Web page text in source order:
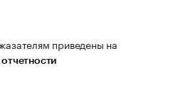
приведены на